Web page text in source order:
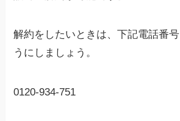
解約をしたいときは、下記電話番
うにしましょう。
0120-934-751